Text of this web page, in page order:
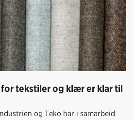
tekstiler og klær er klar til
og Teko har i samarbeid